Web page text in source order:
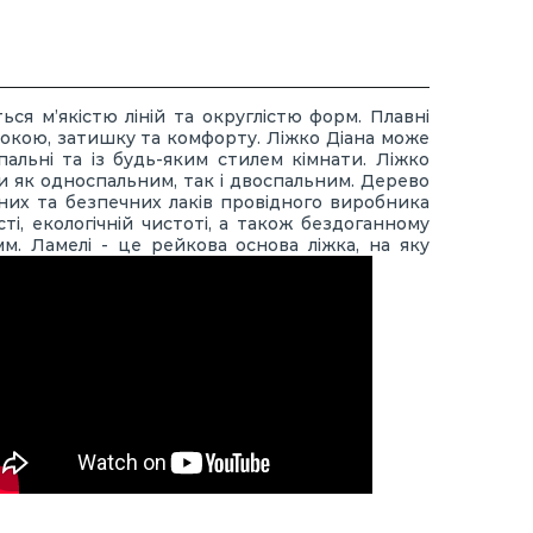
м’якістю ліній та округлістю форм. Плавні
затишку та комфорту. Ліжко Діана може
та із будь-яким стилем кімнати. Ліжко
як односпальним, так і двоспальним. Дерево
та безпечних лаків провідного виробника
екологічній чистоті, а також бездоганному
Ламелі - це рейкова основа ліжка, на яку